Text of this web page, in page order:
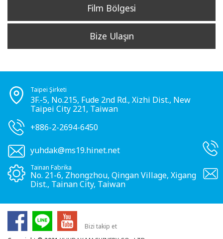
Film Bölgesi
Bize Ulaşın
Taipei Şirketi
3F.-5, No.215, Fude 2nd Rd., Xizhi Dist., New
Taipei City 221, Taiwan
+886-2-2694-6450
yuhdak@ms19.hinet.net
Tainan Fabrika
No. 21-6, Zhongzhou, Qingan Village, Xigang
Dist., Tainan City, Taiwan
Bizi takip et